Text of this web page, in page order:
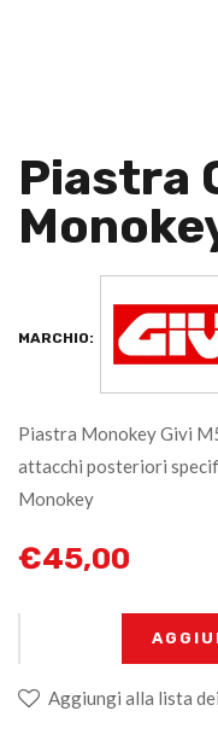
Piastra
MARCHIO:
Piastra Monokey Givi
attacchi posteriori
Monokey
€45,00
Aggiungi alla lista